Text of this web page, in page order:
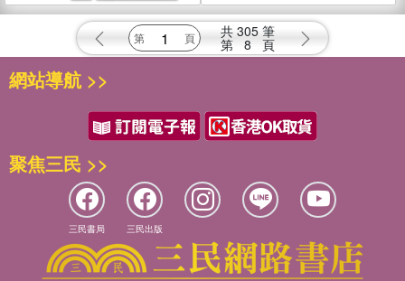
共 305 筆
第 8 頁
網站導航 >>
聚焦三民 >>
三民書局 三民出版